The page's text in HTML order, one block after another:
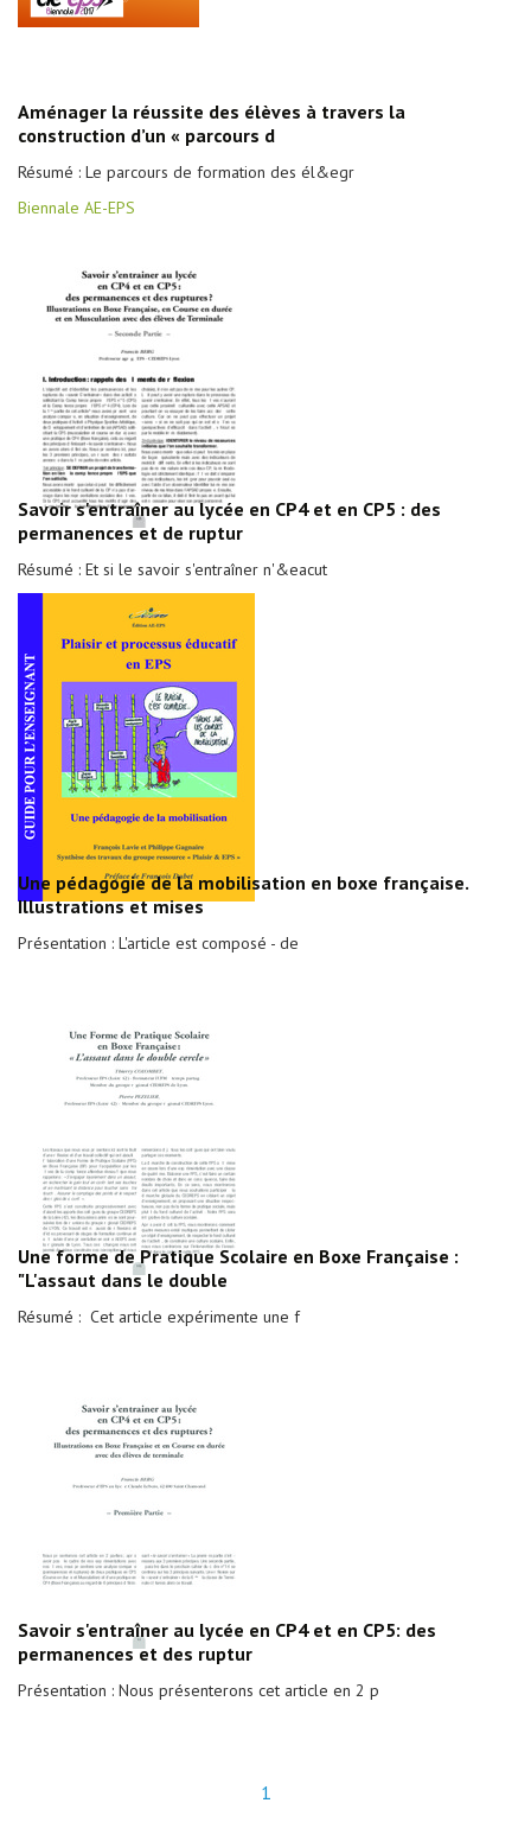
Aménager la réussite des élèves à travers la
construction d’un « parcours d
Résumé : Le parcours de formation des él&egr
Biennale AE-EPS
Savoir s'entraîner au lycée en CP4 et en CP5 : des
permanences et de ruptur
Résumé : Et si le savoir s'entraîner n'&eacut
Une pédagogie de la mobilisation en boxe française.
Illustrations et mises
Présentation : L'article est composé - de
Une forme de Pratique Scolaire en Boxe Française :
"L'assaut dans le double
Résumé : Cet article expérimente une f
Savoir s'entraîner au lycée en CP4 et en CP5: des
permanences et des ruptur
Présentation : Nous présenterons cet article en 2 p
1